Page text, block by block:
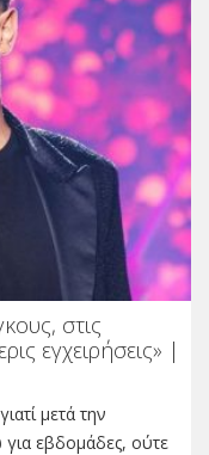
στις
εγχειρήσεις» |
μετά την
εβδομάδες, ούτε